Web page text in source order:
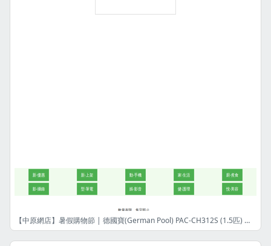
【中原網店】暑假購物節 | 德國寶(German Pool) PAC-CH312S (1.5匹) 移動冷暖空調 | 港幣3039元 | 限量8件! | 網店限定